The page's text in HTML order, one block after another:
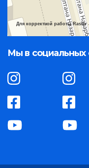
Для корректной работы
Мы в социальных